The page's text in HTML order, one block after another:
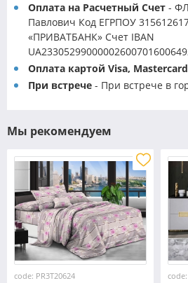
Оплата на Расчетный Счет -
Павлович Код ЕГРПОУ
«ПРИВАТБАНК» Счет IBAN
Оплата картой Visa,
При встрече - При встрече в
Мы рекомендуем
code: PR3T20624